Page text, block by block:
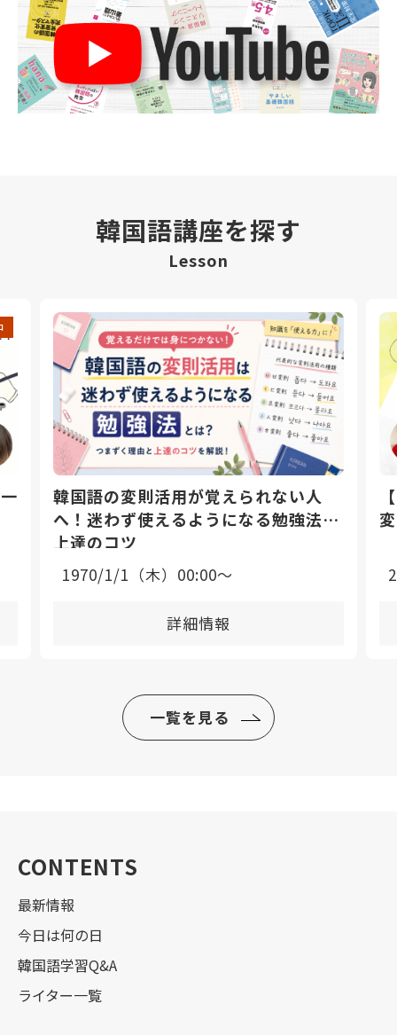
韓国語講座を探す
Lesson
韓国語の変則活用が覚えられない人
へ！迷わず使えるようになる勉強法と
上達のコツ
1970/1/1（木）00:00〜
詳細情報
一覧を見る
CONTENTS
最新情報
今日は何の日
韓国語学習Q&A
ライター一覧